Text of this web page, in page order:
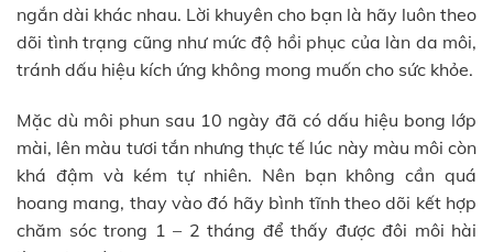
ngắn dài khác nhau. Lời khuyên cho bạn là hãy luôn theo
dõi tình trạng cũng như mức độ hồi phục của làn da môi,
tránh dấu hiệu kích ứng không mong muốn cho sức khỏe.
Mặc dù môi phun sau 10 ngày đã có dấu hiệu bong lớp
mài, lên màu tươi tắn nhưng thực tế lúc này màu môi còn
khá đậm và kém tự nhiên. Nên bạn không cần quá
hoang mang, thay vào đó hãy bình tĩnh theo dõi kết hợp
chăm sóc trong 1 – 2 tháng để thấy được đôi môi hài